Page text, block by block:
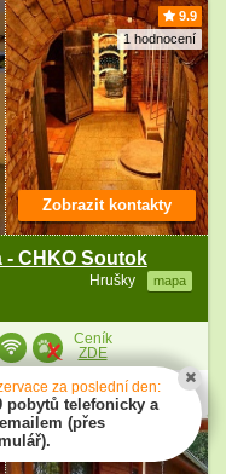
9.9
1 hodnocení
CHKO Soutok
Hrušky mapa
Zobrazit kontakty
Ceník
ZDE
Hrušky - jižní Morava.“
za poslední den:
pobytů telefonicky a
(přes